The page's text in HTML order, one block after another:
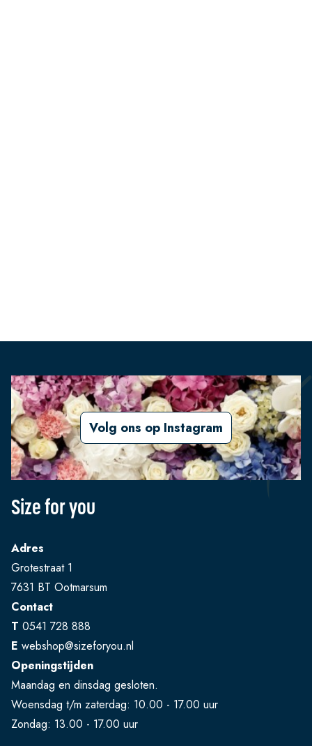
Volg ons op Instagram
Size for you
Adres
Grotestraat 1
7631 BT Ootmarsum
Contact
T 0541 728 888
E webshop@sizeforyou.nl
Openingstijden
Maandag en dinsdag gesloten.
Woensdag t/m zaterdag: 10.00 - 17.00 uur
Zondag: 13.00 - 17.00 uur